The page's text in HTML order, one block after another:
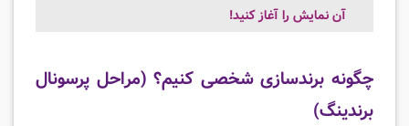
آن نمایش را آغاز کنید!
چگونه برندسازی شخصی کنیم؟ (مراحل پرسونال
برندینگ)